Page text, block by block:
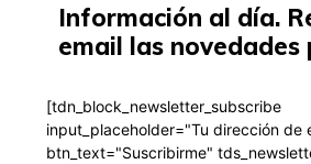
Información al día.
email las novedades
[tdn_block_newsletter_subscribe
input_placeholder="Tu dirección de
btn_text="Suscribirme"